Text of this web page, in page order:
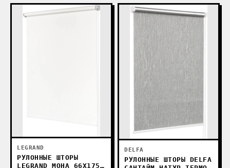
LEGRAND
РУЛОННЫЕ ШТОРЫ
LEGRAND МОНА 66X175
DELFA
РУЛОННЫЕ ШТОРЫ DELFA